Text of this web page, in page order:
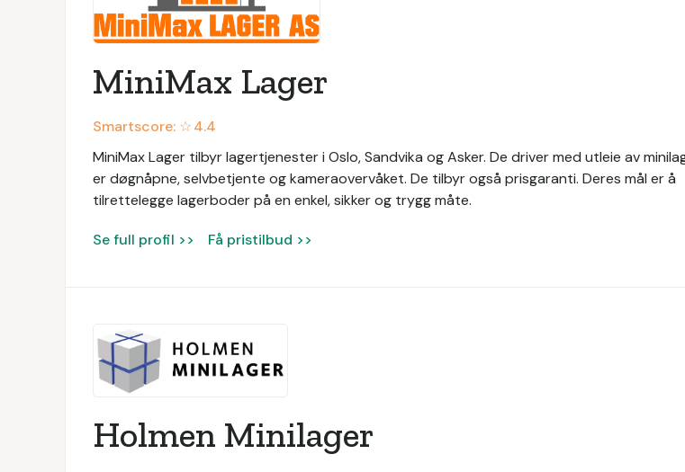
MiniMax Lager
Smartscore: ☆4.4
MiniMax Lager tilbyr lagertjenester i Oslo, Sandvika og Asker. De driver med utleie av
er døgnåpne, selvbetjente og kameraovervåket. De tilbyr også prisgaranti. Deres mål er å
tilrettelegge lagerboder på en enkel, sikker og trygg måte.
Se full profil >> Få pristilbud >>
Holmen Minilager